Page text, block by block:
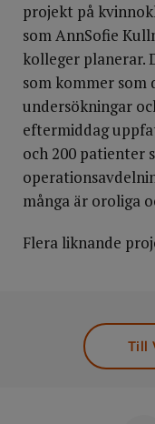
projekt på
som AnnSofie
kolleger planerar.
som kommer
undersökningar
eftermiddag
och 200 patienter
många är oroliga
Flera liknande
Till